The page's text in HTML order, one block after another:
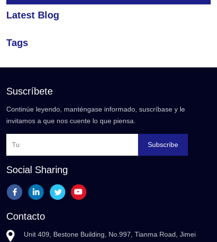
Latest Blog
Tags
Suscríbete
Continúe leyendo, manténgase informado, suscríbase y le
invitamos a que nos cuente lo que piensa.
Subscribe
Social Sharing
Contacto
Unit 409, Bestone Building, No.997, Tianma Road, Jimei